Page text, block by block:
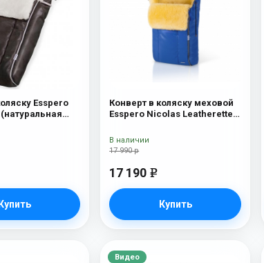
Esspero
Купить
Конверт в коляску меховой
Esspero Nicolas Leatherette
17 990 р
17 190 e
Купить
В наличии
Видео